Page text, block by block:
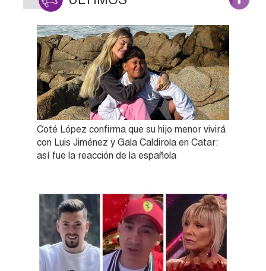
Coté López confirma que su hijo menor vivirá
con Luis Jiménez y Gala Caldirola en Catar:
así fue la reacción de la española